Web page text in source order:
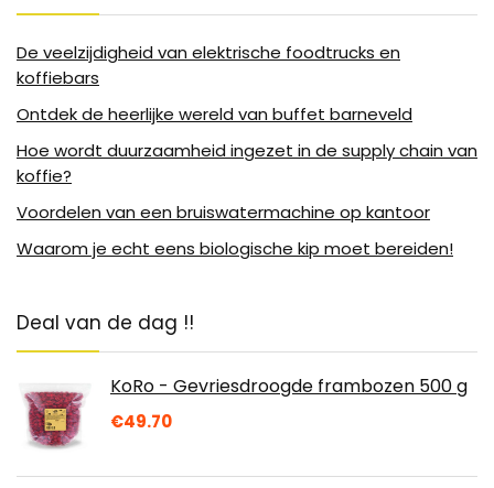
De veelzijdigheid van elektrische foodtrucks en
koffiebars
Ontdek de heerlijke wereld van buffet barneveld
Hoe wordt duurzaamheid ingezet in de supply chain van
koffie?
Voordelen van een bruiswatermachine op kantoor
Waarom je echt eens biologische kip moet bereiden!
Deal van de dag !!
KoRo - Gevriesdroogde frambozen 500 g
€49.70